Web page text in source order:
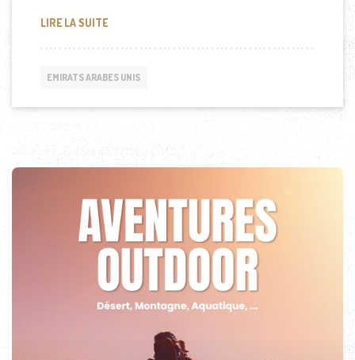
LIRE LA SUITEADEEB AL BLOOSHI : JEUNE INVENTEUR DES
EMIRATS ARABES UNIS